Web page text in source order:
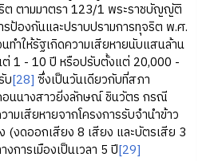
ต ตามมาตรา 123/1 พระราชบัญญัติ
ป้องกันและปราบปรามการทุจริต พ.ศ.
ทำให้รัฐเกิดความเสียหายนับแสนล้าน
ต่ 1 - 10 ปี หรือปรับตั้งแต่ 20,000 -
บ[28] ซึ่งเป็นวันเดียวกับที่สภา
นนางสาวยิ่งลักษณ์ ชินวัตร กรณี
ามเสียหายจากโครงการรับจำนำข้าว
งดออกเสียง 8 เสียง และบัตรเสีย 3
การเมืองเป็นเวลา 5 ปี[29]